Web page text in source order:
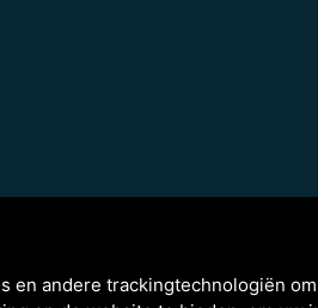
en andere trackingtechnologiën